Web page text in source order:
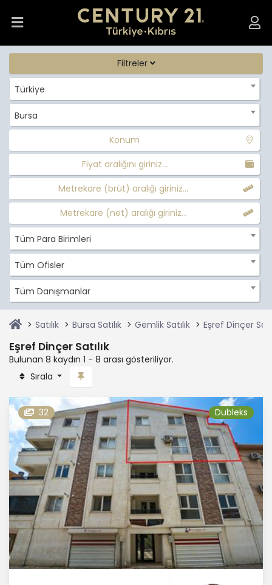
Filtreler
Türkiye
Bursa
Konum
Fiyat aralığını giriniz...
Metrekare (brüt) aralığı giriniz...
Metrekare (net) aralığı giriniz...
Tüm Para Birimleri
Tüm Ofisler
Tüm Danışmanlar
Satılık Bursa Satılık Gemlik Satılık Eşref Dinçer
Eşref Dinçer Satılık
Bulunan 8 kaydın 1 - 8 arası gösteriliyor.
Sırala
32 Dubleks